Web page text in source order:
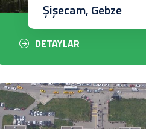
DETAYLAR
Şişecam, Gebze